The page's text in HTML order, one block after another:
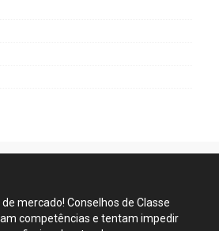
de mercado! Conselhos de Classe
competências e tentam impedir